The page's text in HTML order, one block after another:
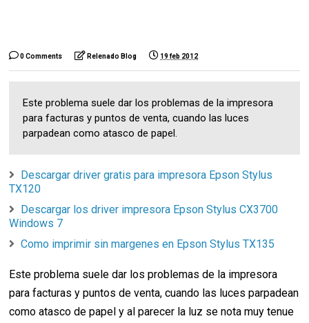
0 Comments Relenado Blog 19 feb 2012
Este problema suele dar los problemas de la impresora
para facturas y puntos de venta, cuando las luces
parpadean como atasco de papel.
Descargar driver gratis para impresora Epson Stylus
TX120
Descargar los driver impresora Epson Stylus CX3700
Windows 7
Como imprimir sin margenes en Epson Stylus TX135
Este problema suele dar los problemas de la impresora
para facturas y puntos de venta, cuando las luces parpadean
como atasco de papel y al parecer la luz se nota muy tenue